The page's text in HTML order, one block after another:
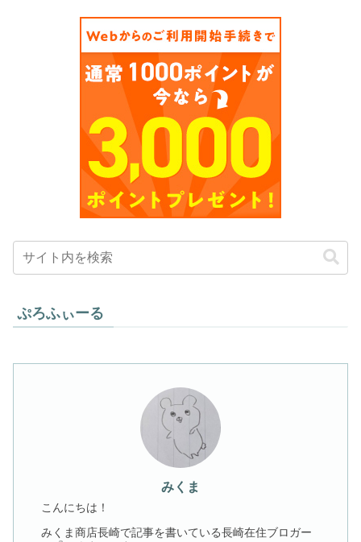
ぷろふぃーる
みくま
こんにちは！
みくま商店長崎で記事を書いている長崎在住ブロガー